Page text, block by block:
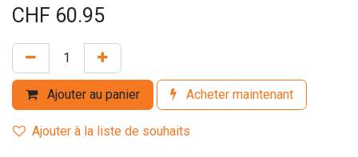
CHF 60.95
Ajouter au panier Acheter maintenant
Ajouter à la liste de souhaits